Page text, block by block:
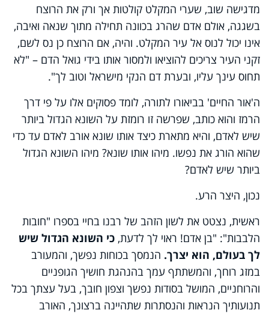
מדגישה שוב, שערי המקלט קולטות אך ורק את הרוצח
בשגגה, אולם אדם שהרג בכוונה תחילה מתוך שנאה ואיבה,
אינו יכול לנוס אל עיר המקלט. והיה, אם הרוצח כן נס לשם,
זקני העיר צריכים להוציאו ולמסור אותו בידי גואל הדם – "לא
תחוס עינך עליו, ובערת דם הנקי מישראל וטוב לך".
ה'אור החיים' בביאורו לתורה, לומד פסוקים אלו על פי דרך
הרמז והוא כותב, שפרשה זו רומזת על השונא הגדול ביותר
שיש לאדם, והיא מתארת כיצד אותו שונא אורב לאדם עד כדי
שהוא הורג את נפשו. מיהו אותו שונא? מיהו השונא הגדול
ביותר שיש לאדם?
נכון, היצר הרע.
ראשית, נצטט את לשון הזהב של רבנו בחיי בספרו "חובות
הלבבות": "בן אדם! ראוי לך לדעת, כי השונא הגדול שיש
לך בעולם, הוא יצרך. הנמסך בכוחות נפשך, והמעורב
במזג רוחך, והמשתתף עמך בהנהגת חושיך הגופניים
והרוחניים, המושל בסודות נפשך וצפון חובך, בעל עצתך בכל
תנועותיך הנראות והנסתרות שתהיינה ברצונך, האורב